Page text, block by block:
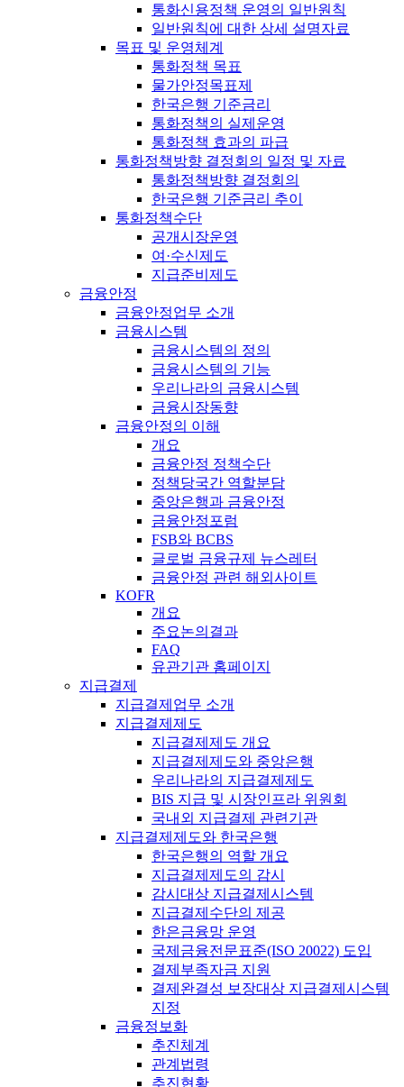
통화신용정책 운영의 일반원칙
일반원칙에 대한 상세 설명자료
목표 및 운영체계
통화정책 목표
물가안정목표제
한국은행 기준금리
통화정책의 실제운영
통화정책 효과의 파급
통화정책방향 결정회의 일정 및 자료
통화정책방향 결정회의
한국은행 기준금리 추이
통화정책수단
공개시장운영
여·수신제도
지급준비제도
금융안정
금융안정업무 소개
금융시스템
금융시스템의 정의
금융시스템의 기능
우리나라의 금융시스템
금융시장동향
금융안정의 이해
개요
금융안정 정책수단
정책당국간 역할분담
중앙은행과 금융안정
금융안정포럼
FSB와 BCBS
글로벌 금융규제 뉴스레터
금융안정 관련 해외사이트
KOFR
개요
주요논의결과
FAQ
유관기관 홈페이지
지급결제
지급결제업무 소개
지급결제제도
지급결제제도 개요
지급결제제도와 중앙은행
우리나라의 지급결제제도
BIS 지급 및 시장인프라 위원회
국내외 지급결제 관련기관
지급결제제도와 한국은행
한국은행의 역할 개요
지급결제제도의 감시
감시대상 지급결제시스템
지급결제수단의 제공
한은금융망 운영
국제금융전문표준(ISO 20022) 도입
결제부족자금 지원
결제완결성 보장대상 지급결제시스템
지정
금융정보화
추진체계
관계법령
추진현황